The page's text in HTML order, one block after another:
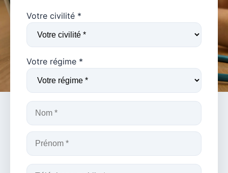
Votre civilité *
Votre régime *